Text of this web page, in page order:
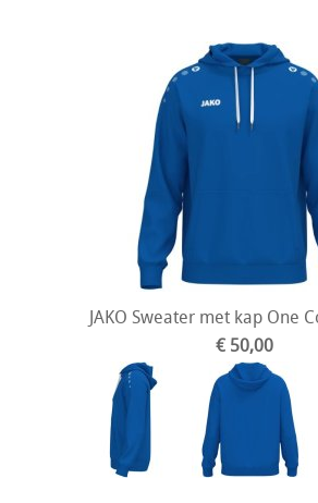
JAKO Sweater met kap One
€ 50,00